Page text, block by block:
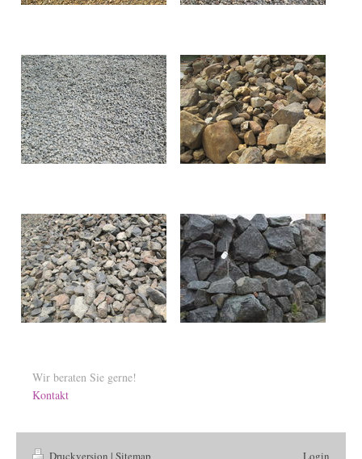
Wir beraten Sie gerne!
Kontakt
Druckversion | Sitemap Login